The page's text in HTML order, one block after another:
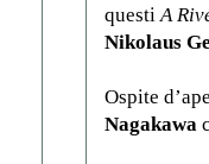
questi A
Nikolaus
Ospite
Nagakawa